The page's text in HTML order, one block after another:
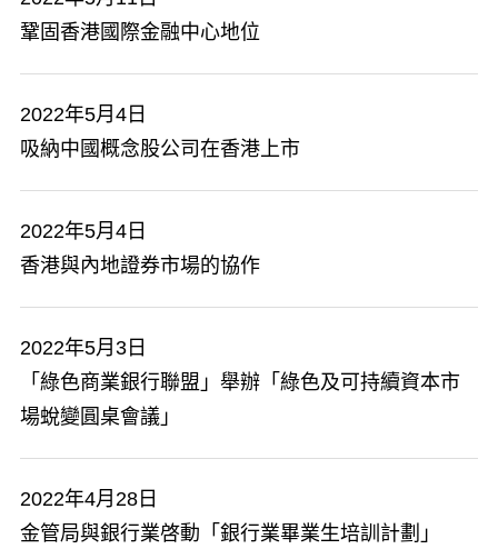
鞏固香港國際金融中心地位
2022年5月4日
吸納中國概念股公司在香港上市
2022年5月4日
香港與內地證券市場的協作
2022年5月3日
「綠色商業銀行聯盟」舉辦「綠色及可持續資本市
場蛻變圓桌會議」
2022年4月28日
金管局與銀行業啓動「銀行業畢業生培訓計劃」